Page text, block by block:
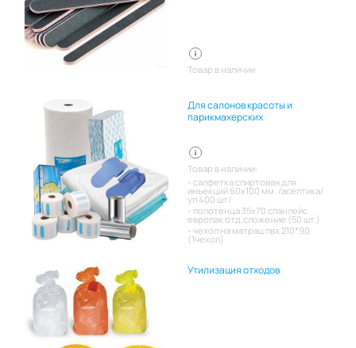
Товар в наличии
Для салонов красоты и
парикмахерских
Товар в наличии:
салфетка спиртовая для
инъекций 60х100 мм. /асептика/
уп 400 шт/
полотенца 35х70 спанлейс
европак отд.сложение (50 шт.)
чехол на матрац пвх 210*90
(1чехол)
Утилизация отходов